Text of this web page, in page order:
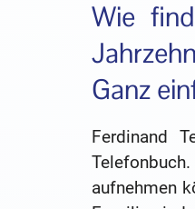
Wie
Ganz
Ferdinand
aufnehmen